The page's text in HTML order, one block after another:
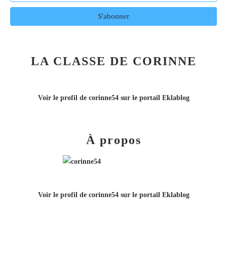
LA CLASSE DE CORINNE
Voir le profil de corinne54sur le portail Eklablog
À propos
Voir le profil de corinne54sur le portail Eklablog